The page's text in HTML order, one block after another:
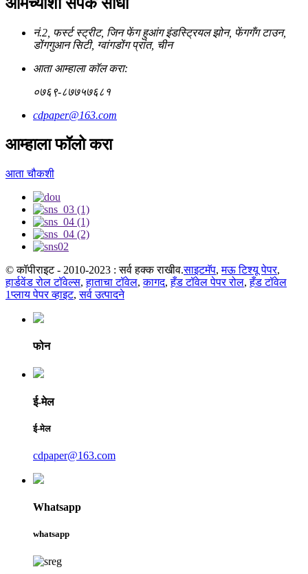
नं.2, फर्स्ट स्ट्रीट, जिन फेंग हुआंग इंडस्ट्रियल झोन, फेंगगँग टाउन,
डोंगगुआन सिटी, ग्वांगडोंग प्रांत, चीन
आता आम्हाला कॉल करा:
०७६९-८७७५७६८१
cdpaper@163.com
आम्हाला फॉलो करा
आता चौकशी
© कॉपीराइट - 2010-2023 : सर्व हक्क राखीव.साइटमॅप,मऊ टिश्यू पेपर,
हार्डवेंड रोल टॉवेल्स,हाताचा टॉवेल,कागद,हँड टॉवेल पेपर रोल,हँड टॉवेल
1प्लाय पेपर व्हाइट,सर्व उत्पादने
फोन
ई-मेल
ई-मेल
cdpaper@163.com
Whatsapp
whatsapp